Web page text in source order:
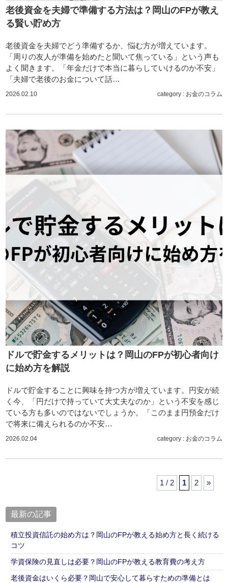
老後資金を夫婦で準備する方法は？岡山のFPが教え
る賢い貯め方
老後資金を夫婦でどう準備するか、悩む方が増えています。
「周りの友人が準備を始めたと聞いて焦っている」という声も
よく聞きます。「年金だけで本当に暮らしていけるのか不安」
「夫婦で老後のお金について話…
2026.02.10 category : お金のコラム
ドルで貯金するメリットは？岡山のFPが初心者向け
に始め方を解説
ドルで貯金することに興味を持つ方が増えています。円安が続
く今、「円だけで持っていて大丈夫なのか」という不安を感じ
ている方も多いのではないでしょうか。「このまま円預金だけ
で将来に備えられるのか不安…
2026.02.04 category : お金のコラム
1 / 2 1 2 »
最新の記事
積立投資信託の始め方は？岡山のFPが教える始め方と長く続ける
コツ
学資保険の見直しは必要？岡山のFPが教える教育費の考え方
老後資金はいくら必要？岡山で安心して暮らすための準備とは